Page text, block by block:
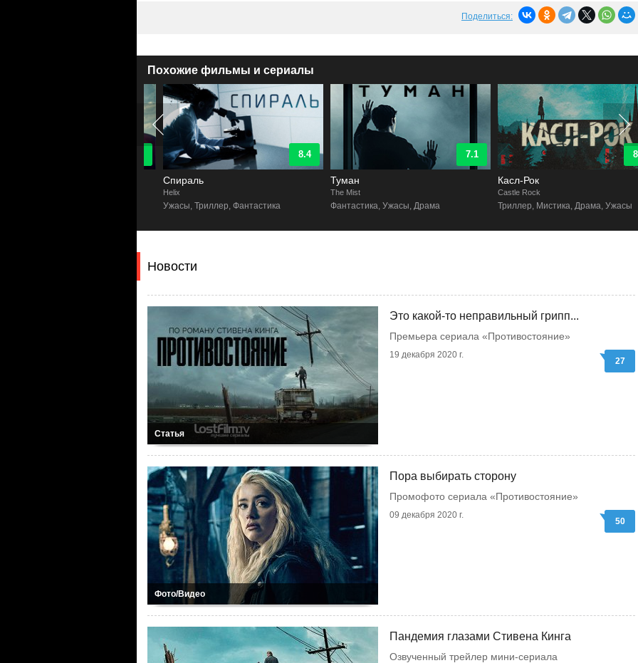
Поделиться:
Похожие фильмы и сериалы
Спираль
Helix
Ужасы, Триллер, Фантастика
Туман
The Mist
Фантастика, Ужасы, Драма
8.8
Касл-Рок
Castle Rock
Триллер, Мистика, Драма, Ужасы
Новости
Статья
Это какой-то неправильный грипп...
Премьера сериала «Противостояние»
19 декабря 2020 г.
27
Фото/Видео
Пора выбирать сторону
Промофото сериала «Противостояние»
09 декабря 2020 г.
50
Пандемия глазами Стивена Кинга
Озвученный трейлер мини-сериала